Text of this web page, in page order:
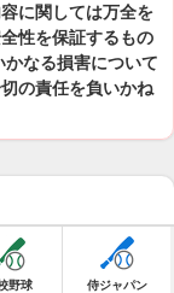
に関しては万全を
性を保証するもの
なる損害について
の責任を負いかね
野球 侍ジャパン